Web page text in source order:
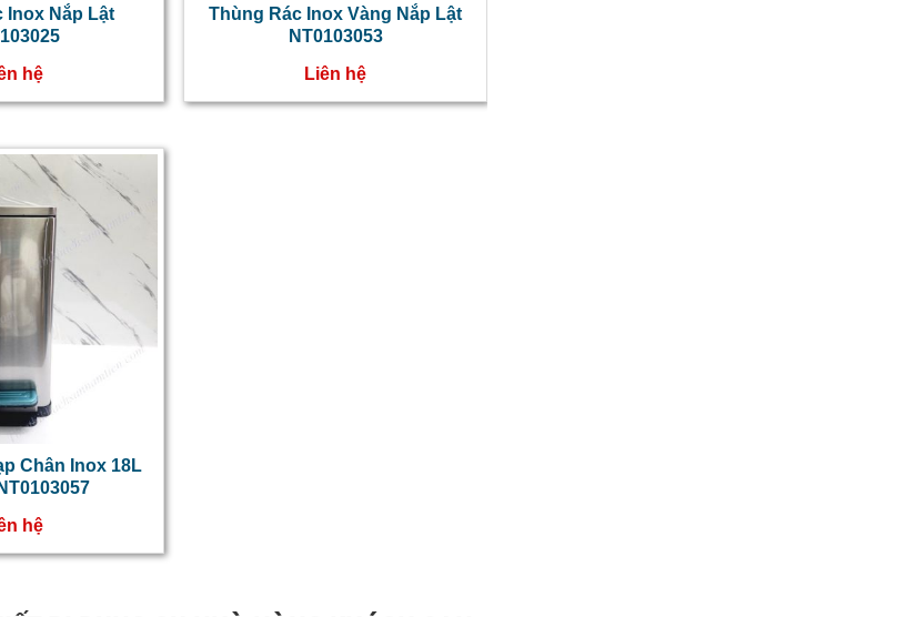
Inox Nắp Lật
hệ
Thùng Rác Inox Vàng Nắp Lật
NT0103053
Liên hệ
Chân Inox 18L
hệ